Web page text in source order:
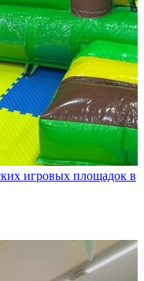
игровых площадок в